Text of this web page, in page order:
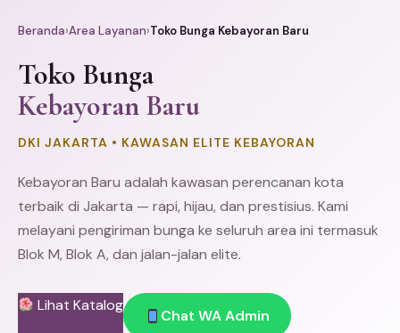
Beranda›Area Layanan›Toko Bunga Kebayoran Baru
Toko Bunga
Kebayoran Baru
DKI JAKARTA • KAWASAN ELITE KEBAYORAN
Kebayoran Baru adalah kawasan perencanan kota
terbaik di Jakarta — rapi, hijau, dan prestisius. Kami
melayani pengiriman bunga ke seluruh area ini termasuk
Blok M, Blok A, dan jalan-jalan elite.
Lihat Katalog
Chat WA Admin